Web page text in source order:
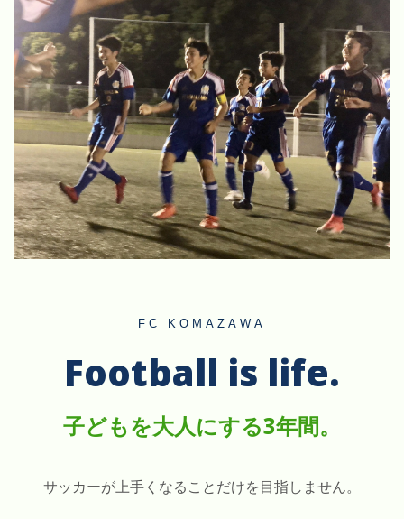
FC KOMAZAWA
Football is life.
子どもを大人にする3年間。
サッカーが上手くなることだけを目指しません。